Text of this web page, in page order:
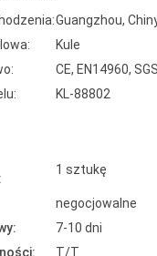
Guangzhou,
Kule
CE, EN14960, SGS
KL-88802
1 sztukę
negocjowalne
7-10 dni
T/T